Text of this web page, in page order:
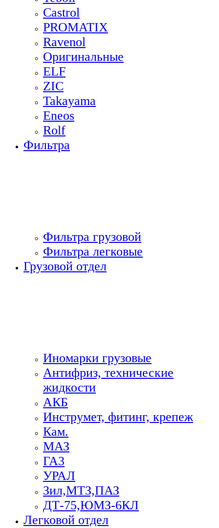
Castrol
PROMATIX
Ravenol
Оригинальные
ELF
ZIC
Takayama
Eneos
Rolf
Фильтра
Фильтра грузовой
Фильтра легковые
Грузовой отдел
Иномарки грузовые
Антифриз, технические
жидкости
АКБ
Инструмет, фитинг, крепеж
Кам.
МАЗ
ГА3
УРАЛ
Зил,МТЗ,ПАЗ
ДТ-75,ЮМЗ-6КЛ
Легковой отдел